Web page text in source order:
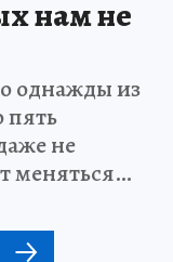
нам не
однажды из
пять
не
меняться…